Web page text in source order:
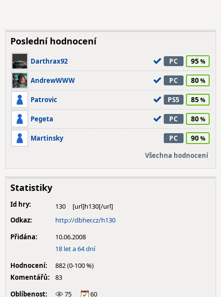
Poslední hodnocení
Darthrax92 PC 95
AndrewWWW PC 80
Patrovic PS5 85
Pegeta PC 80
Martinsky PC 90
Všechna hodnocení
Statistiky
Id hry:
130
Odkaz:
http://dbher.cz/h130
Přidána:
10.06.2008
18 let a 64 dní
Hodnocení:
882 (0-100 %)
Komentářů:
83
Oblíbenost:
75
60